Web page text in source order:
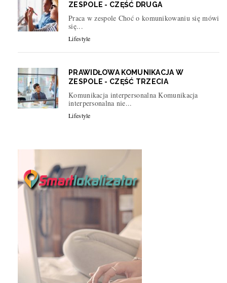
ZESPOLE - CZĘŚĆ DRUGA
Praca w zespole Choć o komunikowaniu się mówi
się...
Lifestyle
PRAWIDŁOWA KOMUNIKACJA W
ZESPOLE - CZĘŚĆ TRZECIA
Komunikacja interpersonalna Komunikacja
interpersonalna nie...
Lifestyle